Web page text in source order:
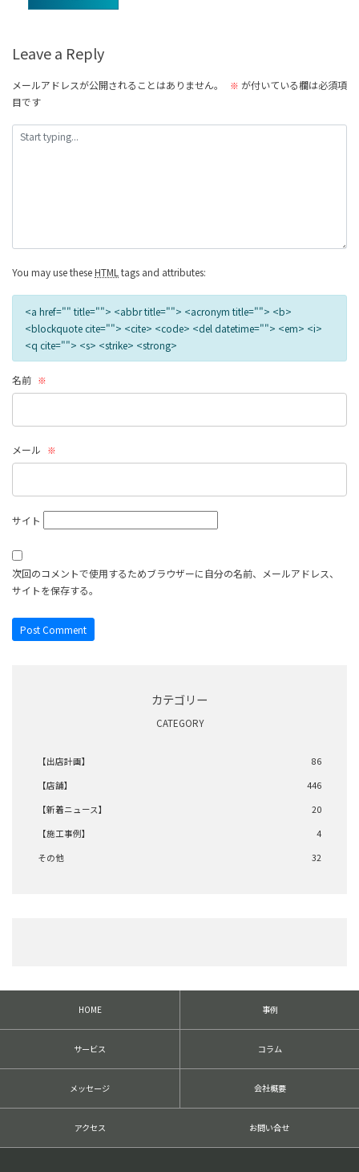
後
記
事
へ
の
Leave a Reply
メールアドレスが公開されることはありません。 ※ が付いている欄は必須項
目です
You may use theseHTML tags and attributes:
<a href="" title=""> <abbr title=""> <acronym title=""> <b>
<blockquote cite=""> <cite> <code> <del datetime=""> <em> <i>
<q cite=""> <s> <strike> <strong>
名前 ※
メール ※
サイト
次回のコメントで使用するためブラウザーに自分の名前、メールアドレス、
サイトを保存する。
カテゴリー
CATEGORY
【出店計画】
86
【店舗】
446
【新着ニュース】
20
【施工事例】
4
その他
32
HOME 事例
サービス コラム
メッセージ 会社概要
アクセス お問い合せ